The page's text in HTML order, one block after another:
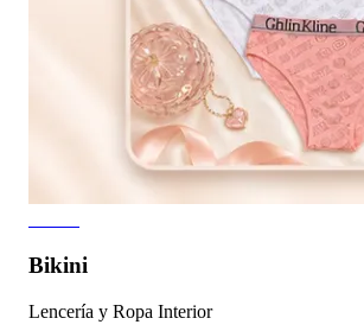
Bikini
Lencería y Ropa Interior